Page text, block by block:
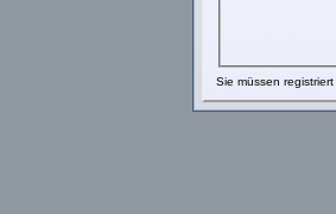
Sie müssen registriert